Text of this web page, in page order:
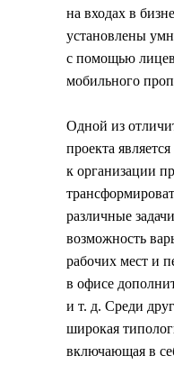
на входах в
установлены
с помощью
мобильного
Одной из
проекта
к организации
различные
возможность
рабочих мест и
в офисе
и т. д. Среди
широкая
включающая в